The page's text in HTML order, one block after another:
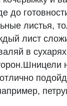
до
листья,
лист
в